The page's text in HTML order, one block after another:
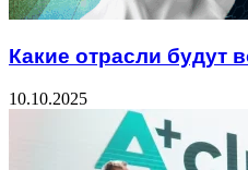
Какие отрасли будут
10.10.2025